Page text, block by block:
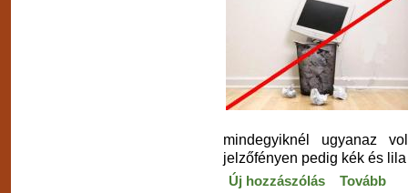
mindegyiknél ugyanaz
jelzőfényen pedig kék és
Új hozzászólás Tovább